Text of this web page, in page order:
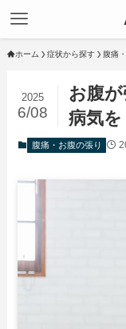
ホーム 症状から探す 腹痛
お腹
病気を
2025
6/08
腹痛・お腹の張り